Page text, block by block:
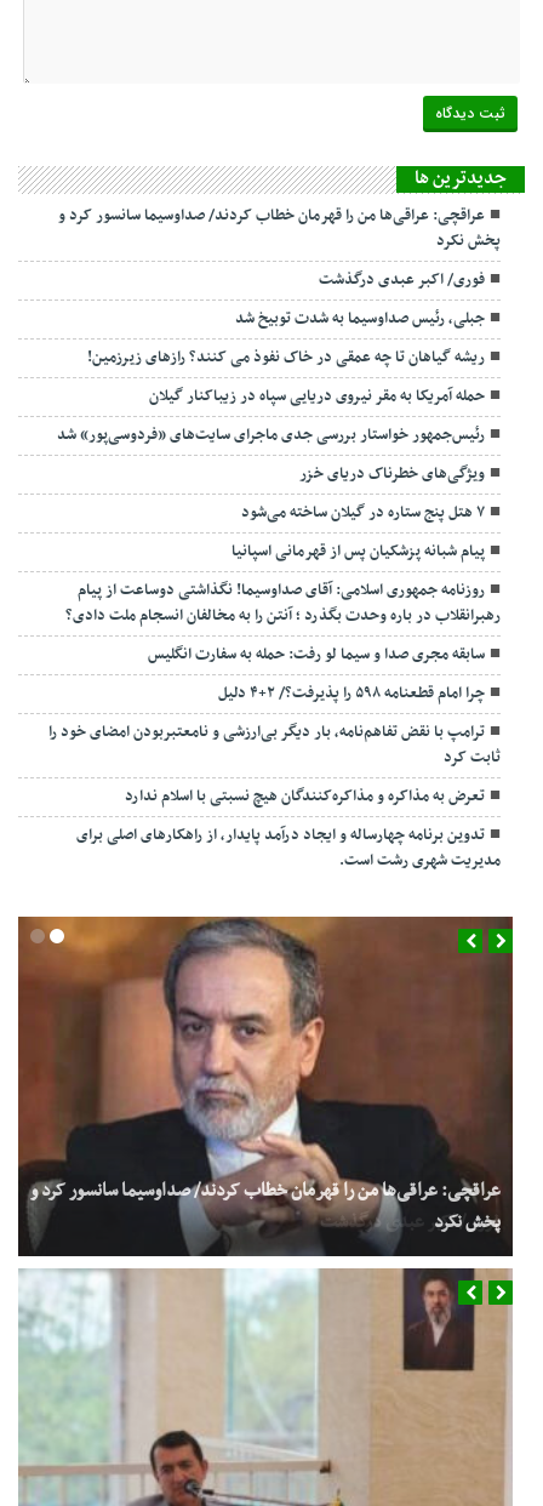
جديدترين ها
عراقچی: عراقی‌ها من را قهرمان خطاب کردند/ صداوسیما سانسور کرد و
پخش نکرد
فوری/ اکبر عبدی درگذشت
جبلی، رئیس صداوسیما به شدت توبیخ شد
ریشه گیاهان تا چه عمقی در خاک نفوذ می کنند؟ رازهای زیرزمین!
حمله آمریکا به مقر نیروی دریایی سپاه در زیباکنار گیلان
رئیس‌جمهور خواستار بررسی جدی ماجرای سایت‌های «فردوسی‌پور» شد
ویژگی‌های خطرناک دریای خزر
۷ هتل پنج ستاره در گیلان ساخته می‌شود
پیام شبانه پزشکیان پس از قهرمانی اسپانیا
روزنامه جمهوری اسلامی: آقای صداوسیما! نگذاشتی دوساعت از پیام
رهبرانقلاب در باره وحدت بگذرد ؛ آنتن را به مخالفان انسجام ملت دادی؟
سابقه مجری صدا و سیما لو رفت: حمله به سفارت انگلیس
چرا امام قطعنامه ۵۹۸ را پذیرفت؟/ ۲+۴ دلیل
ترامپ با نقض تفاهم‌نامه، بار دیگر بی‌ارزشی و نامعتبربودن امضای خود را
ثابت کرد
تعرض به مذاکره و مذاکره‌کنندگان هیچ نسبتی با اسلام ندارد
تدوین برنامه چهارساله و ایجاد درآمد پایدار، از راهکارهای اصلی برای
مدیریت شهری رشت است.
فوری/ اکبر عبدی درگذشت